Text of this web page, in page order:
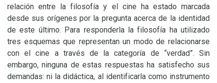
relación entre la filosofía y el cine ha estado marcada
desde sus orígenes por la pregunta acerca de la identidad
de este último. Para responderla la filosofía ha utilizado
tres esquemas que representan un modo de relacionarse
con el cine a través de la categoría de “verdad”. Sin
embargo, ninguna de estas respuestas ha satisfecho sus
demandas: ni la didáctica, al identificarla como instrumento